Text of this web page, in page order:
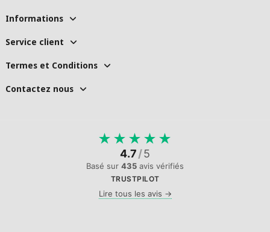
Informations
Service client
Termes et Conditions
Contactez nous
★ ★ ★ ★ ★
4.7/5
Basé sur 435 avis vérifiés
TRUSTPILOT
Lire tous les avis →